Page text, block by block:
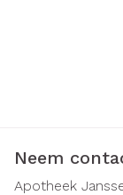
Neem
Apotheek